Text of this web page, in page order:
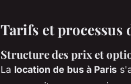
Tarifs et processus
Structure des prix et
La location de bus à Paris